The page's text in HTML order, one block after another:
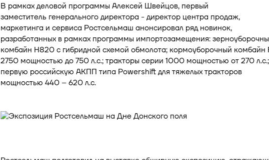
В рамках деловой программы Алексей Швейцов, первый
заместитель генерального директора - директор центра продаж,
маркетинга и сервиса Ростсельмаш анонсировал ряд новинок,
разработанных в рамках программы импортозамещения:
комбайн H820 с гибридной схемой обмолота; кормоуборочный комбайн
2750 мощностью до 750 л.с.; тракторы серии 1000 мощностью от 270 л.с.;
первую российскую АКПП типа Powershift для тяжелых тракторов
мощностью 440 – 620 л.с.